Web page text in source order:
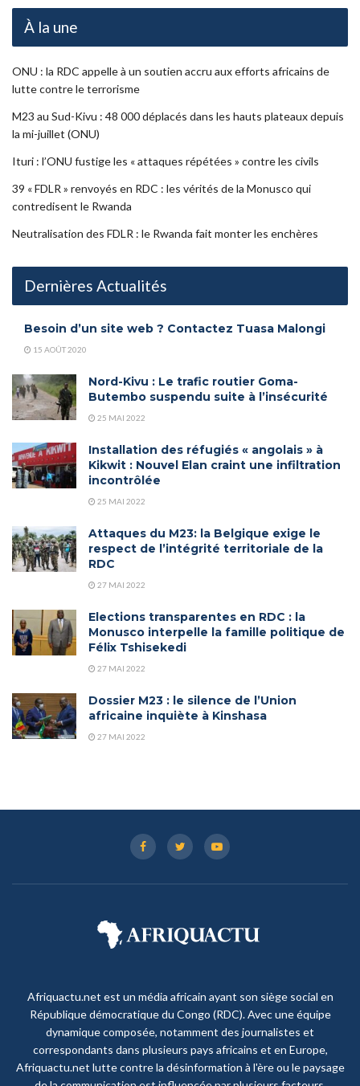
À la une
ONU : la RDC appelle à un soutien accru aux efforts africains de
lutte contre le terrorisme
M23 au Sud-Kivu : 48 000 déplacés dans les hauts plateaux depuis
la mi-juillet (ONU)
Ituri : l’ONU fustige les « attaques répétées » contre les civils
39 « FDLR » renvoyés en RDC : les vérités de la Monusco qui
contredisent le Rwanda
Neutralisation des FDLR : le Rwanda fait monter les enchères
Dernières Actualités
Besoin d’un site web ? Contactez Tuasa Malongi
15 AOÛT 2020
Nord-Kivu : Le trafic routier Goma-
Butembo suspendu suite à l’insécurité
25 MAI 2022
Installation des réfugiés « angolais » à
Kikwit : Nouvel Elan craint une infiltration
incontrôlée
25 MAI 2022
Attaques du M23: la Belgique exige le
respect de l’intégrité territoriale de la
RDC
27 MAI 2022
Elections transparentes en RDC : la
Monusco interpelle la famille politique de
Félix Tshisekedi
27 MAI 2022
Dossier M23 : le silence de l’Union
africaine inquiète à Kinshasa
27 MAI 2022
Afriquactu.net est un média africain ayant son siège social en
République démocratique du Congo (RDC). Avec une équipe
dynamique composée, notamment des journalistes et
correspondants dans plusieurs pays africains et en Europe,
Afriquactu.net lutte contre la désinformation à l'ère ou le paysage